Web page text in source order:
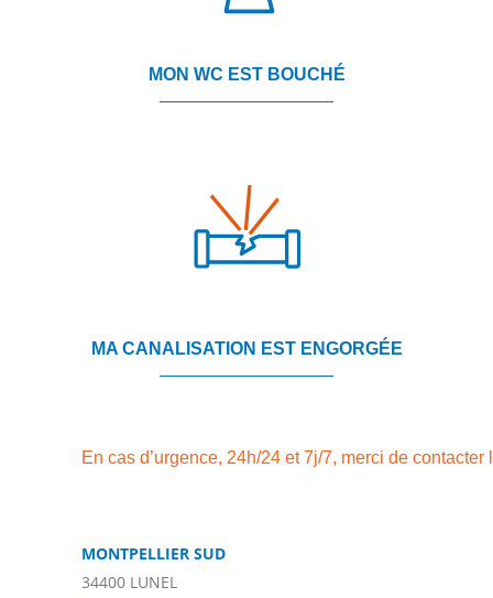
MON WC EST BOUCHÉ
MA CANALISATION EST ENGORGÉE
En cas d’urgence, 24h/24 et 7j/7, merci de contacter
MONTPELLIER SUD
34400 LUNEL